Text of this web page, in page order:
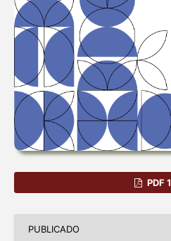
PDF 1
PUBLICADO